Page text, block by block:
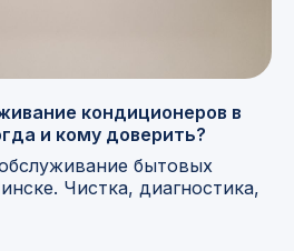
кондиционеров в
и кому доверить?
бытовых
Чистка, диагностика,